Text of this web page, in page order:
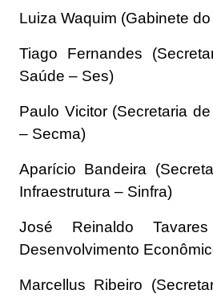
Luiza Waquim (Gabinete
Tiago Fernandes
Saúde – Ses)
Paulo Vicitor (Secretaria
– Secma)
Aparício Bandeira
Infraestrutura – Sinfra)
José Reinaldo
Desenvolvimento
Marcellus Ribeiro